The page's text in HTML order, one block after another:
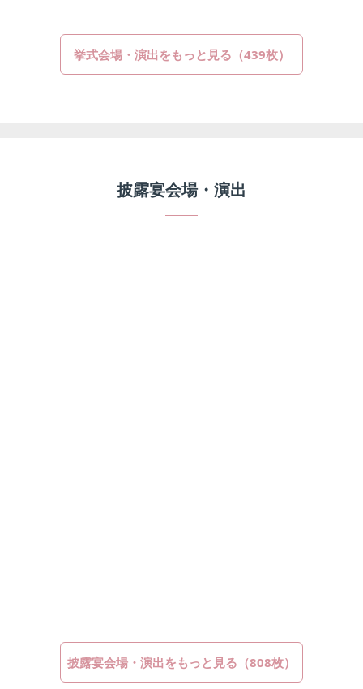
挙式会場・演出をもっと見る（439枚）
披露宴会場・演出
披露宴会場・演出をもっと見る（808枚）